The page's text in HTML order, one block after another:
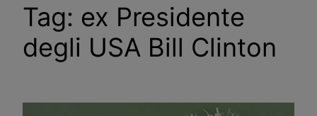
Tag: ex Presidente
degli USA Bill Clinton